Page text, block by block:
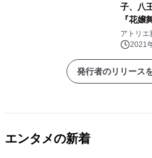
子、八
『花嬢
放送開
アトリエ
2021
発行者のリリース
エンタメの新着